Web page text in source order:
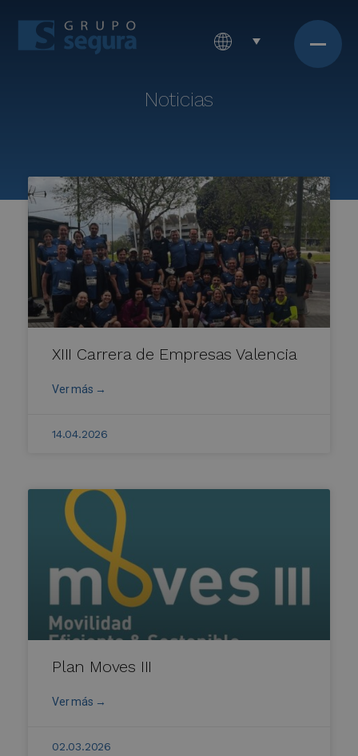
Noticias
XIII Carrera de Empresas Valencia
Ver más →
14.04.2026
Plan Moves III
Ver más →
02.03.2026